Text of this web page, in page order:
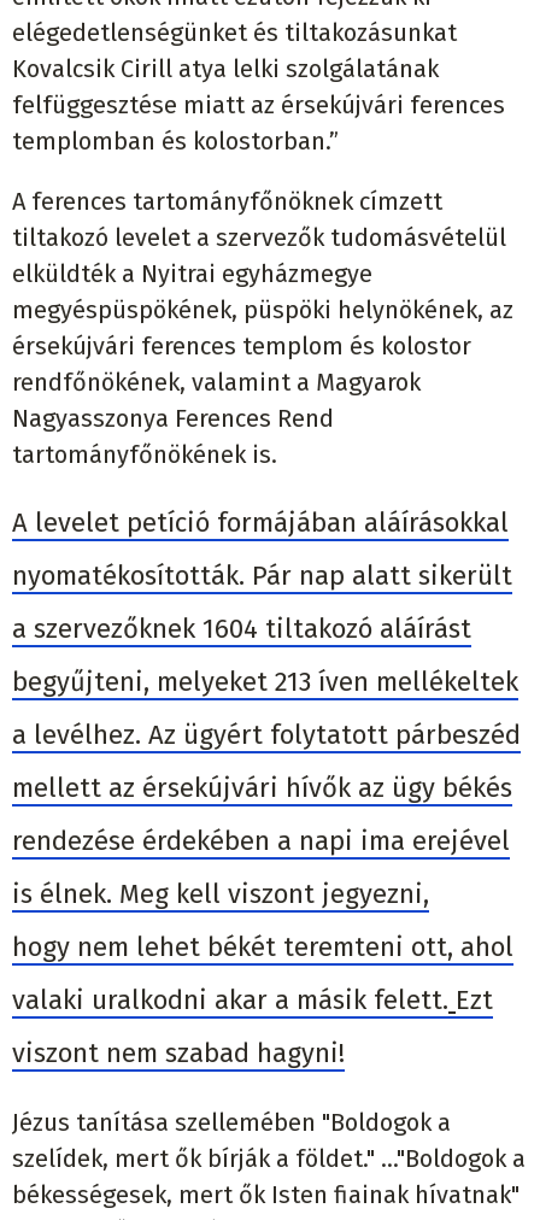
elégedetlenségünket és tiltakozásunkat
Kovalcsik Cirill atya lelki szolgálatának
felfüggesztése miatt az érsekújvári ferences
templomban és kolostorban.”
A ferences tartományfőnöknek címzett
tiltakozó levelet a szervezők tudomásvételül
elküldték a Nyitrai egyházmegye
megyéspüspökének, püspöki helynökének, az
érsekújvári ferences templom és kolostor
rendfőnökének, valamint a Magyarok
Nagyasszonya Ferences Rend
tartományfőnökének is.
A levelet petíció formájában aláírásokkal
nyomatékosították. Pár nap alatt sikerült
a szervezőknek 1604 tiltakozó aláírást
begyűjteni, melyeket 213 íven mellékeltek
a levélhez. Az ügyért folytatott párbeszéd
mellett az érsekújvári hívők az ügy békés
rendezése érdekében a napi ima erejével
is élnek. Meg kell viszont jegyezni,
hogy nem lehet békét teremteni ott, ahol
valaki uralkodni akar a másik felett. Ezt
viszont nem szabad hagyni!
Jézus tanítása szellemében "Boldogok a
szelídek, mert ők bírják a földet." ..."Boldogok a
békességesek, mert ők Isten fiainak hívatnak"